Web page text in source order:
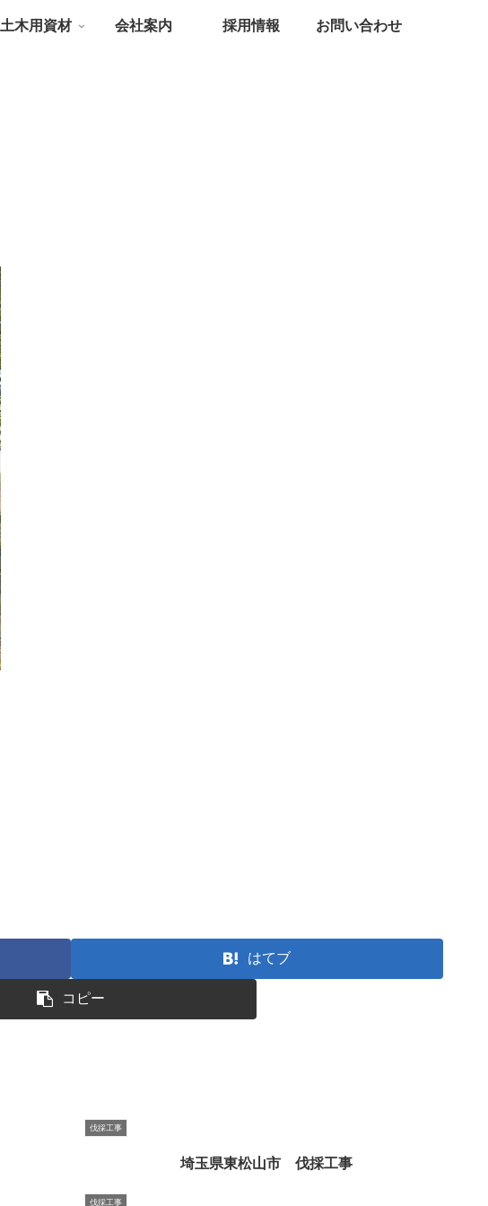
土木用資材 会社案内 採用情報 お問い合わせ
はてブ
コピー
伐採工事
埼玉県東松山市 伐採工事
伐採工事